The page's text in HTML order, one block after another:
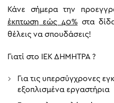
Κάνε σήμερα την
έκπτωση εώς 40%στα
θέλεις να σπουδάσεις!
Γιατί στο ΙΕΚ ΔΗΜΗΤΡΑ ?
Για τις υπερσύγχρονες
εξοπλισμένα εργαστήρια